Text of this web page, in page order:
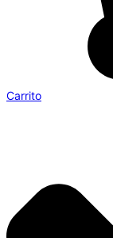
Carrito